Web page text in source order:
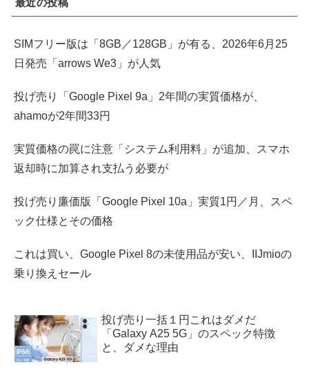
SIMフリー版は「8GB／128GB」が有る、2026年6月25
日発売「arrows We3」が人気
投げ売り「Google Pixel 9a」2年間の実質価格が、
ahamoが2年間33円
実質価格の罠に注意「システム利用料」が追加、スマホ
返却時に加算され支払う必要が
投げ売り廉価版「Google Pixel 10a」実質1円／月、スペ
ック仕様とその価格
これは買い、Google Pixel 8の未使用品が安い、IIJmioの
乗り換えセール
投げ売り一括１円これはダメだ
「Galaxy A25 5G」のスペック特徴
と、ダメな理由